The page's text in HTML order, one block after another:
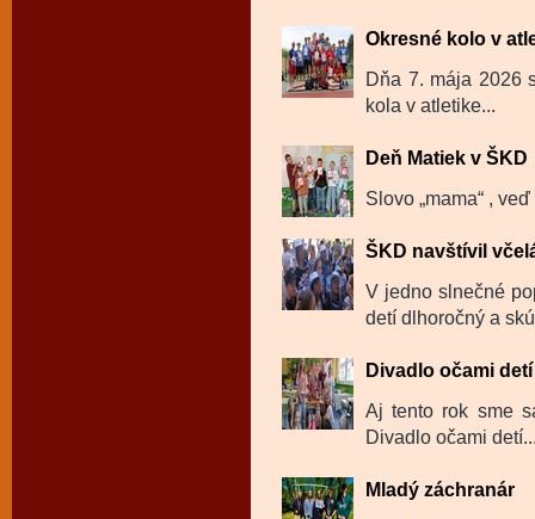
Okresné kolo v
Dňa 7. mája 2026
kola v atletike...
Deň Matiek v ŠKD
Slovo „mama“ ,
ŠKD navštívil
V jedno slnečné
detí dlhoročný a
Divadlo očami detí
Aj tento rok sme
Divadlo očami
Mladý záchranár